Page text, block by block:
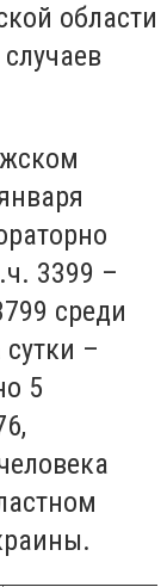
области
3399 –
среди
–
5